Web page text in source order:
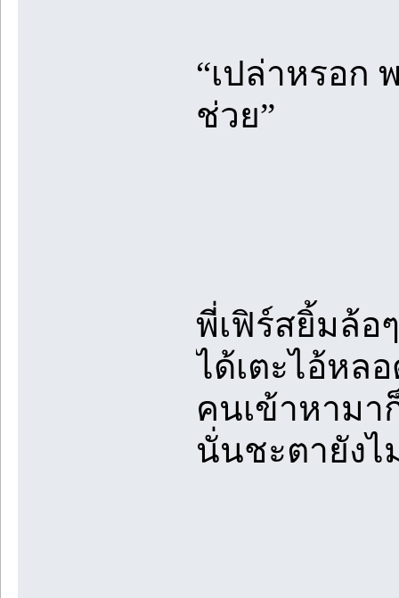
“เปล่าหรอก
ช่วย”
พี่เฟิร์สยิ้มล้อ
ได้เตะไอ้หล
คนเข้าหามา
นั่นชะตายังไ